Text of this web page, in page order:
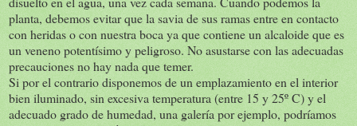
planta, debemos evitar que la savia de sus ramas entre en contacto
con heridas o con nuestra boca ya que contiene un alcaloide que es
un veneno potentísimo y peligroso. No asustarse con las adecuadas
precauciones no hay nada que temer.
Si por el contrario disponemos de un emplazamiento en el interior
bien iluminado, sin excesiva temperatura (entre 15 y 25º C) y el
adecuado grado de humedad, una galería por ejemplo, podríamos